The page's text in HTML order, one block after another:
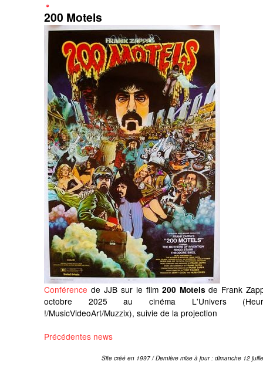
200 Motels
Conférence de JJB sur le film 200 Motelsde Frank
octobre 2025 au cinéma L'Univers
!/MusicVideoArt/Muzzix), suivie de la projection
Précédentes news
Site créé en 1997 / Dernière mise à jour : dimanche 12